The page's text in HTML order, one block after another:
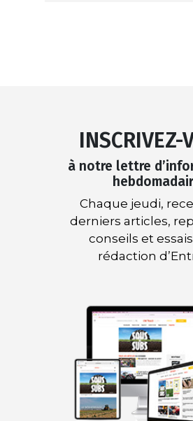
INSCRIVEZ-
à notre lettre
Chaque jeudi,
derniers articles,
conseils et
rédaction